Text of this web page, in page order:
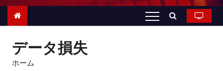
データ損失
ホーム